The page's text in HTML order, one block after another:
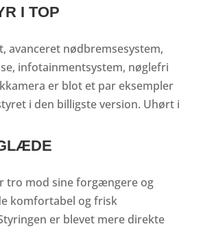
I TOP
avanceret nødbremsesystem,
infotainmentsystem, nøglefri
er blot et par eksempler
i den billigste version. Uhørt i
tro mod sine forgængere og
komfortabel og frisk
er blevet mere direkte